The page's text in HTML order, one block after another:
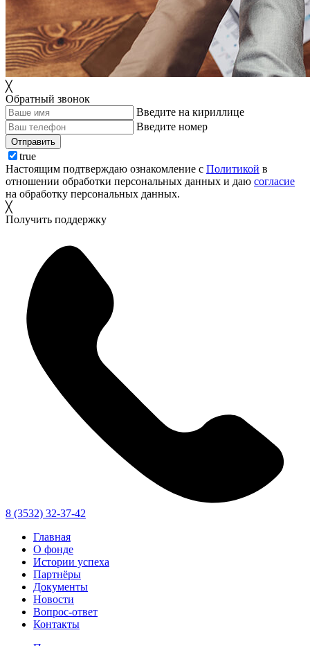
╳
Обратный звонок
Введите на кириллице
Введите номер
Отправить
true
Настоящим подтверждаю ознакомление с Политикой в
отношении обработки персональных данных и даю согласие
на обработку персональных данных.
╳
Получить поддержку
8 (3532) 32-37-42
Главная
О фонде
Истории успеха
Партнёры
Документы
Новости
Вопрос-ответ
Контакты